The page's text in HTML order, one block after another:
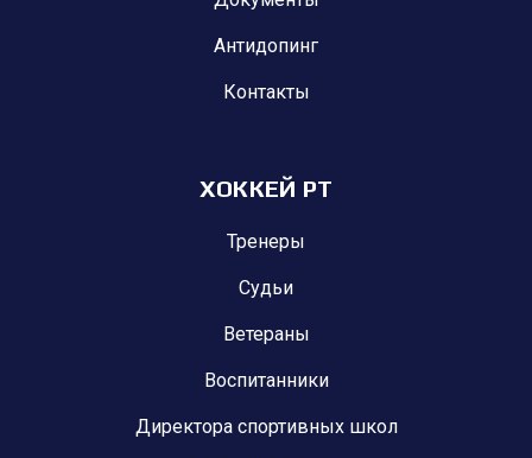
Антидопинг
Контакты
ХОККЕЙ РТ
Тренеры
Судьи
Ветераны
Воспитанники
Директора спортивных школ